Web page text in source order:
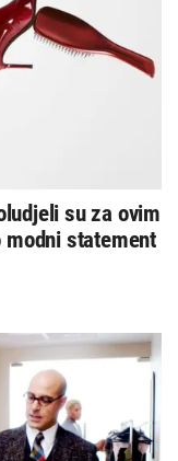
su za ovim
modni statement